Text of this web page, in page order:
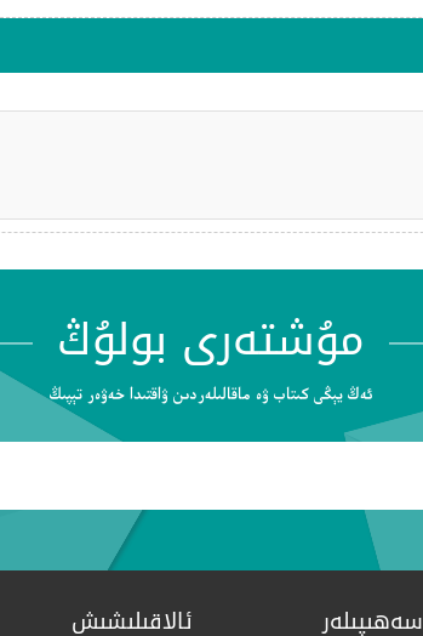
مۇشتەرى بولۇڭ
ئەڭ يېڭى كىتاب ۋە ماقالىلەردىن ۋاقتىدا خەۋەر تېپىڭ
سەھىپىلەر ئالاقىلىشىش